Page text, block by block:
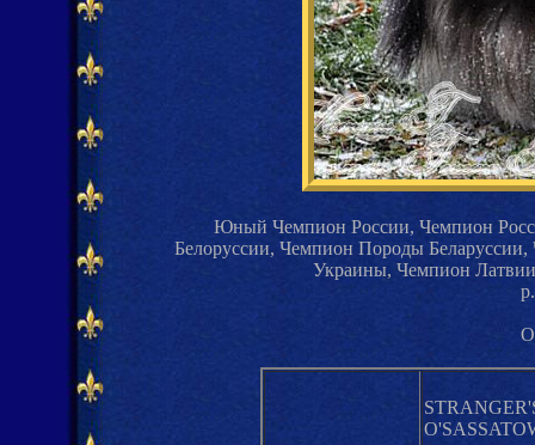
Юный Чемпион России, Чемпион
Белоруссии, Чемпион Породы
Украины, Чемпион